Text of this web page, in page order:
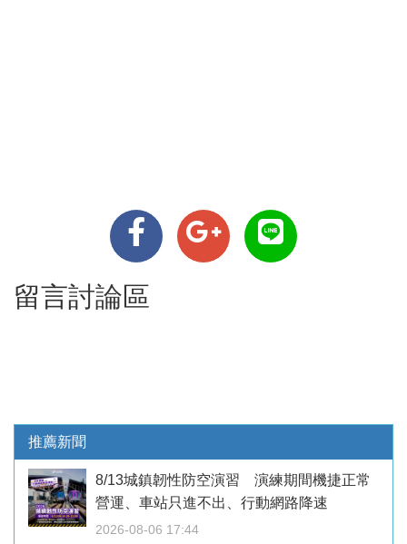
留言討論區
推薦新聞
8/13城鎮韌性防空演習 演練期間機捷正常
營運、車站只進不出、行動網路降速
2026-08-06 17:44